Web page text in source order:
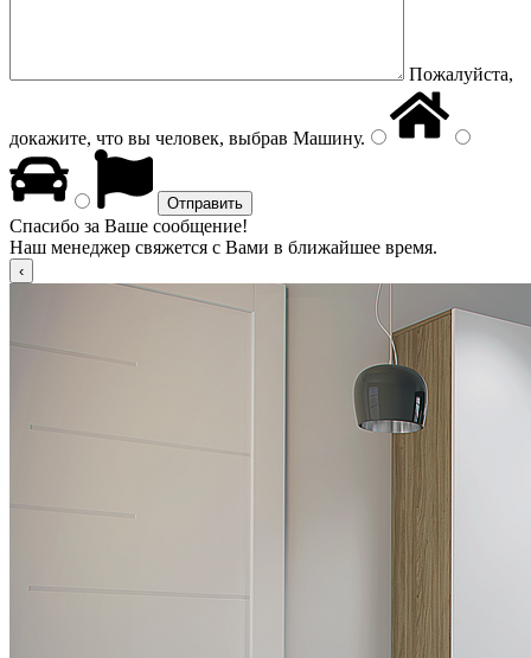
Пожалуйста,
докажите, что вы человек, выбрав Машину.
Спасибо за Ваше сообщение!
Наш менеджер свяжется с Вами в ближайшее время.